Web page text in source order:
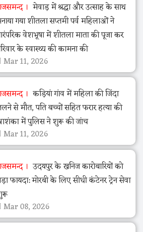
मेवाड़ में श्रद्धा और उत्साह के साथ
गया शीतला सप्तमी पर्व महिलाओं ने
वेशभूषा में शीतला माता की पूजा कर
के स्वास्थ्य की कामना की
Mar 11, 2026
कड़ियां गांव में महिला की जिंदा
से मौत, पति बच्चों सहित फरार हत्या की
में पुलिस ने शुरू की जांच
Mar 11, 2026
उदयपुर के खनिज कारोबारियों को
फायदा: मोरबी के लिए सीधी कंटेनर ट्रेन सेवा
Mar 08, 2026